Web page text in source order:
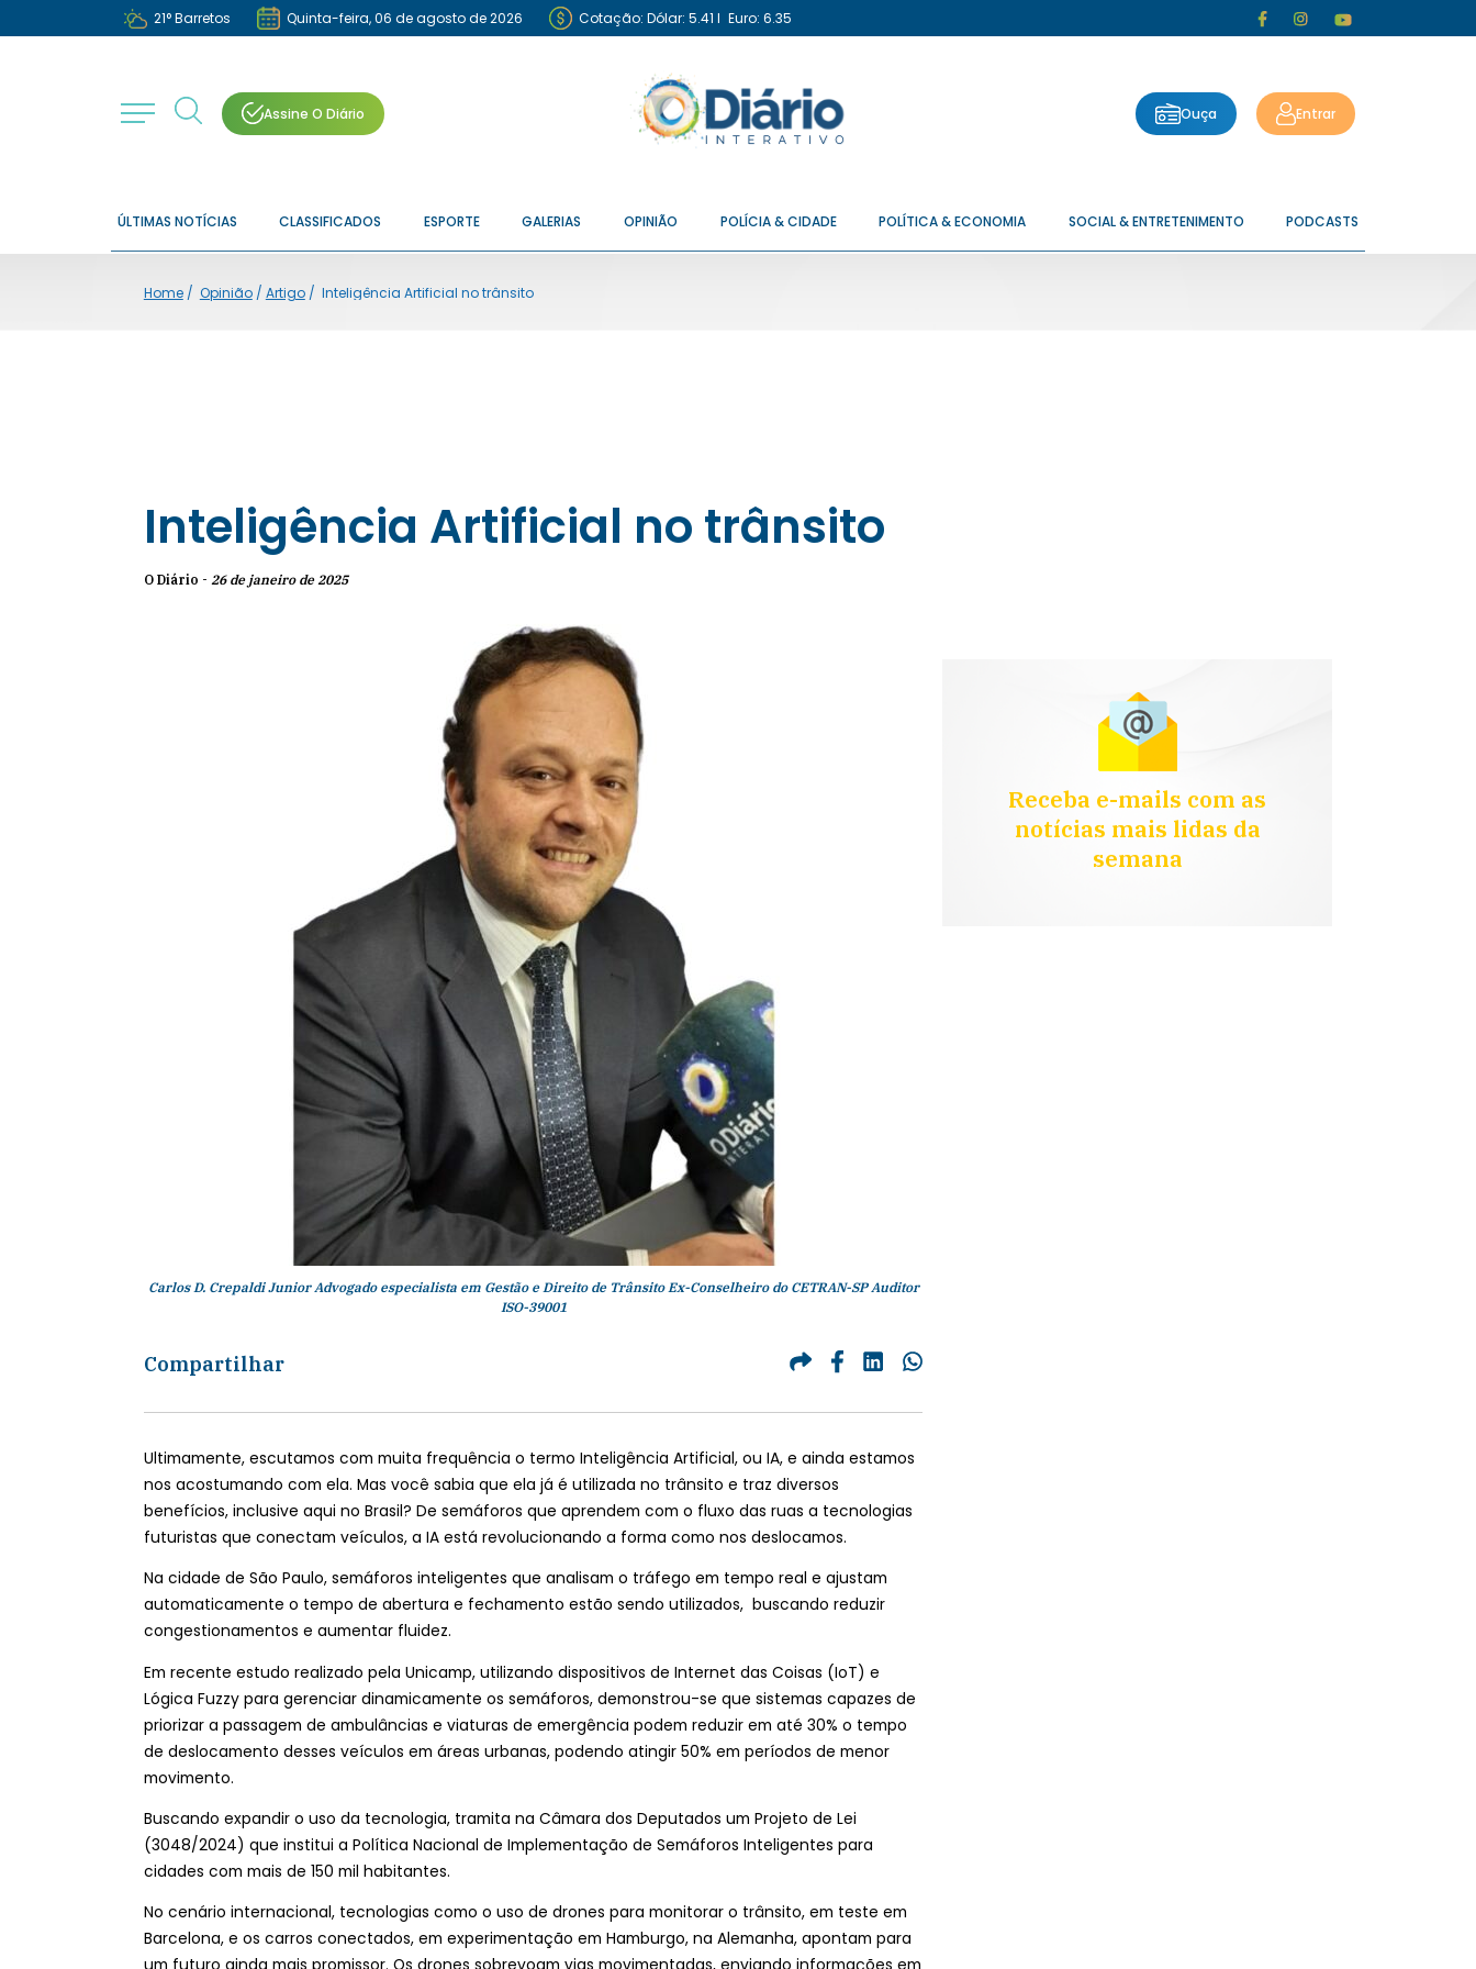
21°Barretos Quinta-feira, 06 de agosto de 2026 Cotação: Dólar: 5.41 I Euro: 6.35
Assine O Diário Ouça Entrar
ÚLTIMAS NOTÍCIAS CLASSIFICADOS ESPORTE GALERIAS OPINIÃO POLÍCIA & CIDADE POLÍTICA & ECONOMIA SOCIAL & ENTRETENIMENTO PODCASTS
Home/ Opinião/ Artigo/ Inteligência Artificial no trânsito
Inteligência Artificial no trânsito
O Diário - 26 de janeiro de 2025
Carlos D. Crepaldi Junior Advogado especialista em Gestão e Direito de Trânsito Ex-Conselheiro do CETRAN-SP Auditor
ISO-39001
Compartilhar
Ultimamente, escutamos com muita frequência o termo Inteligência Artificial, ou IA, e ainda estamos
nos acostumando com ela. Mas você sabia que ela já é utilizada no trânsito e traz diversos
benefícios, inclusive aqui no Brasil? De semáforos que aprendem com o fluxo das ruas a tecnologias
futuristas que conectam veículos, a IA está revolucionando a forma como nos deslocamos.
Na cidade de São Paulo, semáforos inteligentes que analisam o tráfego em tempo real e ajustam
automaticamente o tempo de abertura e fechamento estão sendo utilizados, buscando reduzir
congestionamentos e aumentar fluidez.
Em recente estudo realizado pela Unicamp, utilizando dispositivos de Internet das Coisas (IoT) e
Lógica Fuzzy para gerenciar dinamicamente os semáforos, demonstrou-se que sistemas capazes de
priorizar a passagem de ambulâncias e viaturas de emergência podem reduzir em até 30% o tempo
de deslocamento desses veículos em áreas urbanas, podendo atingir 50% em períodos de menor
movimento.
Buscando expandir o uso da tecnologia, tramita na Câmara dos Deputados um Projeto de Lei
(3048/2024) que institui a Política Nacional de Implementação de Semáforos Inteligentes para
cidades com mais de 150 mil habitantes.
No cenário internacional, tecnologias como o uso de drones para monitorar o trânsito, em teste em
Barcelona, e os carros conectados, em experimentação em Hamburgo, na Alemanha, apontam para
Receba e-mails com as
notícias mais lidas da
semana